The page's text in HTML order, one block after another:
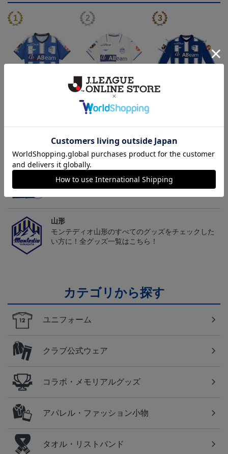
26/27オーセンティックユ
ニフォーム半袖（FP2n
18,700円～23,760円
トピックス
山形
チームマスコット「ディーオ」グッズは、サポータ
ーやファン必見！
山形
モンテディオ山形のすべてのグッズをチェックした
い方に！全グッズ一覧はこちら！
カテゴリから探す
ユニフォーム
クラブ公式ウェア
コラボ・メモリアルグッズ
アパレル・ファッション小物
タオル・リストバンド